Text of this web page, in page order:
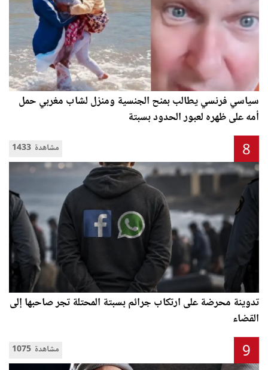
سياسي فرنسي يطالب بمنح الجنسية ومنزل لشاب مغربي حمل
أمه على ظهره لعبور الحدود بسبتة
1433 مشاهدة 8
تدوينة محرضة على ارتكاب جرائم بسبتة المحتلة تجر صاحبها إلى
القضاء
1075 مشاهدة 9